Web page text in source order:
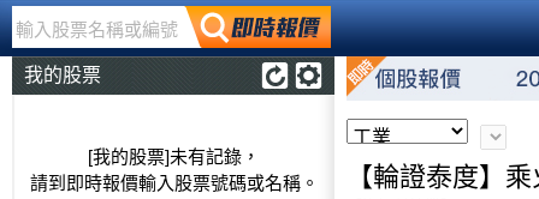
輸入股票名稱或編號
我的股票
[我的股票]未有記錄，
請到即時報價輸入股票號碼或名稱。
【輪證泰度】